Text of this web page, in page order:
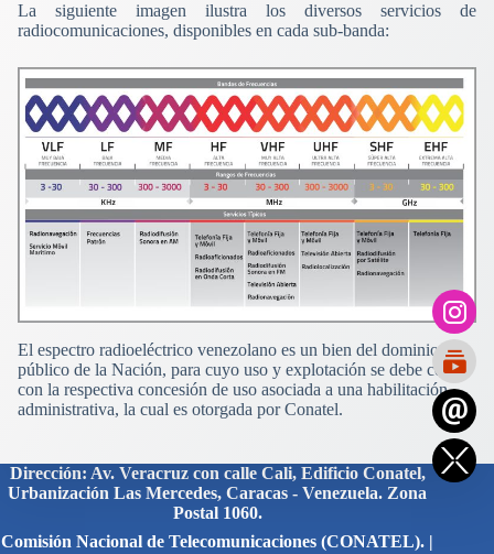
La siguiente imagen ilustra los diversos servicios de
radiocomunicaciones, disponibles en cada sub-banda:
El espectro radioeléctrico venezolano es un bien del dominio
público de la Nación, para cuyo uso y explotación se debe contar
con la respectiva concesión de uso asociada a una habilitación
administrativa, la cual es otorgada por Conatel.
Dirección: Av. Veracruz con calle Cali, Edificio Conatel,
Urbanización Las Mercedes, Caracas - Venezuela. Zona
Postal 1060.
Comisión Nacional de Telecomunicaciones (CONATEL). |